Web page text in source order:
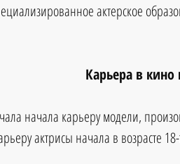
актерское
Карьера в
начала карьеру модели,
актрисы начала в возрасте 18-